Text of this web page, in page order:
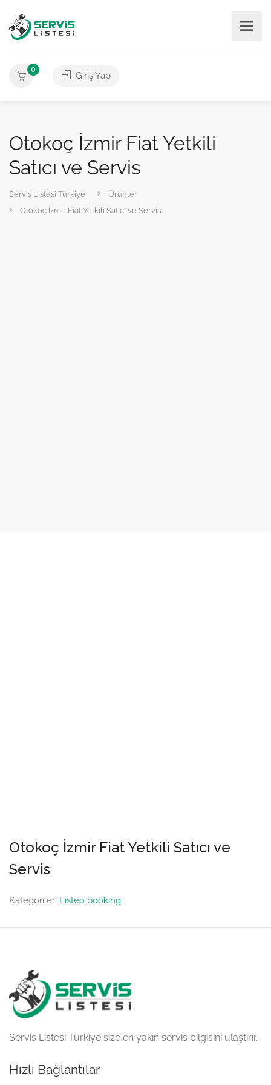
0
Giriş Yap
Otokoç İzmir Fiat Yetkili
Satıcı ve Servis
Servis Listesi Türkiye
Ürünler
Otokoç İzmir Fiat Yetkili Satıcı ve Servis
Otokoç İzmir Fiat Yetkili Satıcı ve
Servis
Kategoriler: Listeo booking
Servis Listesi Türkiye size en yakın servis bilgisini ulaştırır.
Hızlı Bağlantılar